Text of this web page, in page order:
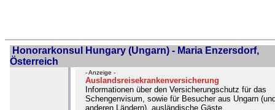
Honorarkonsul Hungary (Ungarn) - Maria Enzersdorf,
Österreich
- Anzeige -
Auslandsreisekrankenversicherung
Informationen über den Versicherungschutz für das
Schengenvisum, sowie für Besucher aus Ungarn
anderen Ländern), ausländische Gäste,